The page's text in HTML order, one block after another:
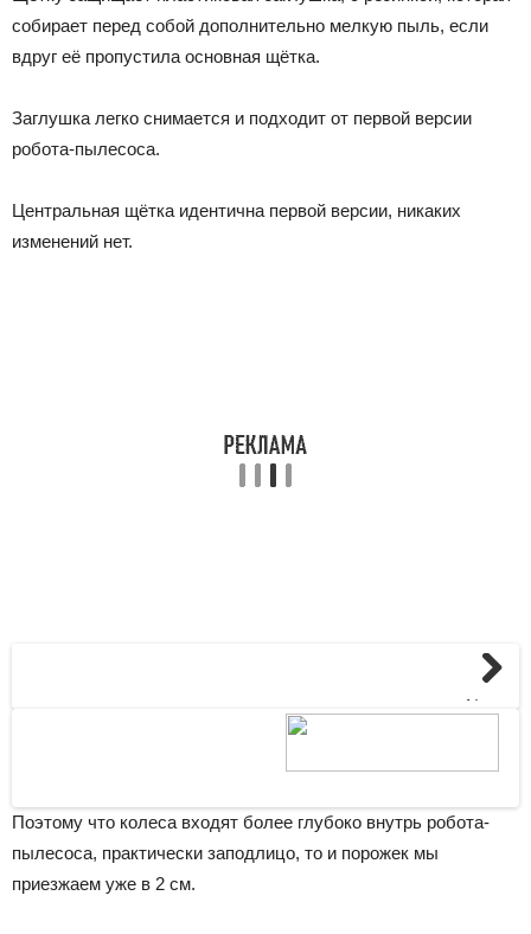
собирает перед собой дополнительно мелкую пыль, если
вдруг её пропустила основная щётка.
Заглушка легко снимается и подходит от первой версии
робота-пылесоса.
Центральная щётка идентична первой версии, никаких
изменений нет.
Next
Поэтому что колеса входят более глубоко внутрь робота-
пылесоса, практически заподлицо, то и порожек мы
приезжаем уже в 2 см.